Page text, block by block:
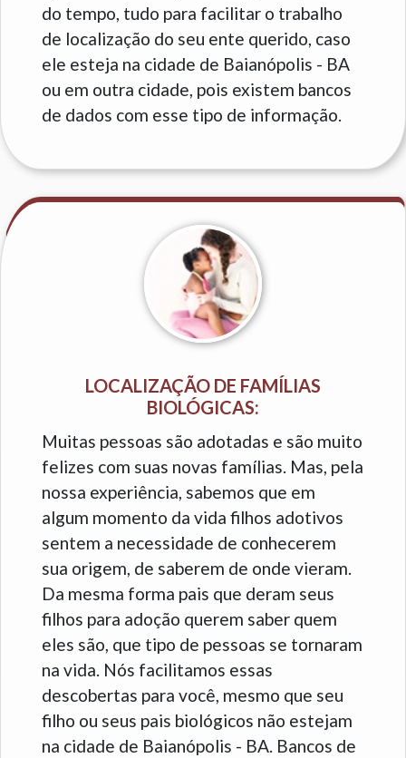
do tempo, tudo para facilitar o trabalho
de localização do seu ente querido, caso
ele esteja na cidade de Baianópolis - BA
ou em outra cidade, pois existem bancos
de dados com esse tipo de informação.
LOCALIZAÇÃO DE FAMÍLIAS
BIOLÓGICAS:
Muitas pessoas são adotadas e são muito
felizes com suas novas famílias. Mas, pela
nossa experiência, sabemos que em
algum momento da vida filhos adotivos
sentem a necessidade de conhecerem
sua origem, de saberem de onde vieram.
Da mesma forma pais que deram seus
filhos para adoção querem saber quem
eles são, que tipo de pessoas se tornaram
na vida. Nós facilitamos essas
descobertas para você, mesmo que seu
filho ou seus pais biológicos não estejam
na cidade de Baianópolis - BA. Bancos de